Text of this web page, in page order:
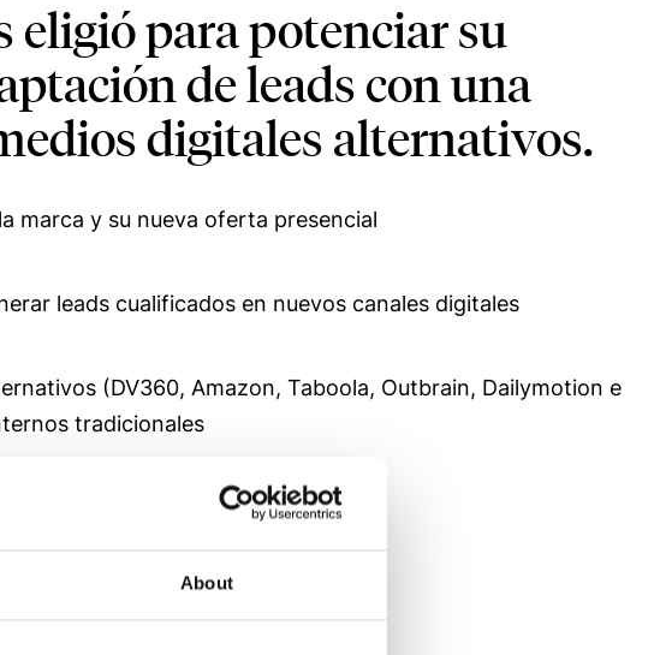
About
eligió para potenciar su
de leads con una
digitales alternativos.
marca y su nueva oferta presencial
leads cualificados en nuevos canales digitales
(DV360, Amazon, Taboola, Outbrain, Dailymotion e
tradicionales